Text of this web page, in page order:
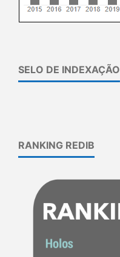
SELO DE INDEXAÇÃO
RANKING REDIB